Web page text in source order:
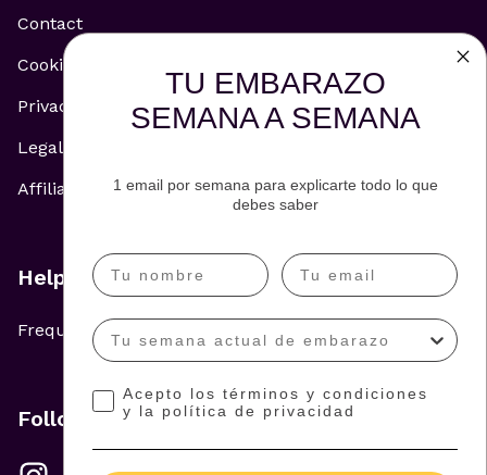
Contact
Cookie Policy
Privacy Policy
Legal Notice
Affiliate and Advertising Policy
Help
Frequently Asked Questions
Follow us
TU EMBARAZO
SEMANA A SEMANA
1 email por semana para explicarte todo lo que
debes saber
Acepto los términos y condiciones
y la política de privacidad